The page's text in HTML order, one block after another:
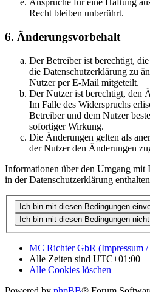
Ansprüche für eine Haftung
Recht bleiben unberührt.
6. Änderungsvorbehalt
Der Betreiber ist berechtigt,
die Datenschutzerklärung zu
Nutzer per E-Mail mitgeteilt.
Der Nutzer ist berechtigt, den
Im Falle des Widerspruchs
Betreiber und dem Nutzer
sofortiger Wirkung.
Die Änderungen gelten als
der Nutzer den Änderungen
Informationen über den Umgang mit
in der Datenschutzerklärung
MC Richter GbR (Impressum /
Alle Zeiten sind UTC+01:00
Alle Cookies löschen